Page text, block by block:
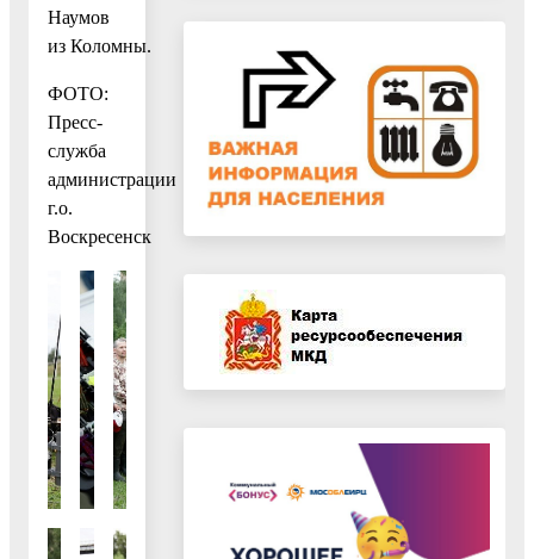
Наумов
из Коломны.
ФОТО:
Пресс-
служба
администрации
г.о.
Воскресенск